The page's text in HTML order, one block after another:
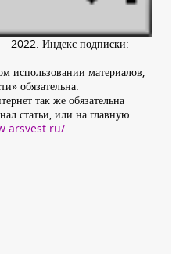
Индекс подписки:
использовании материалов,
обязательна.
так же обязательна
статьи, или на главную